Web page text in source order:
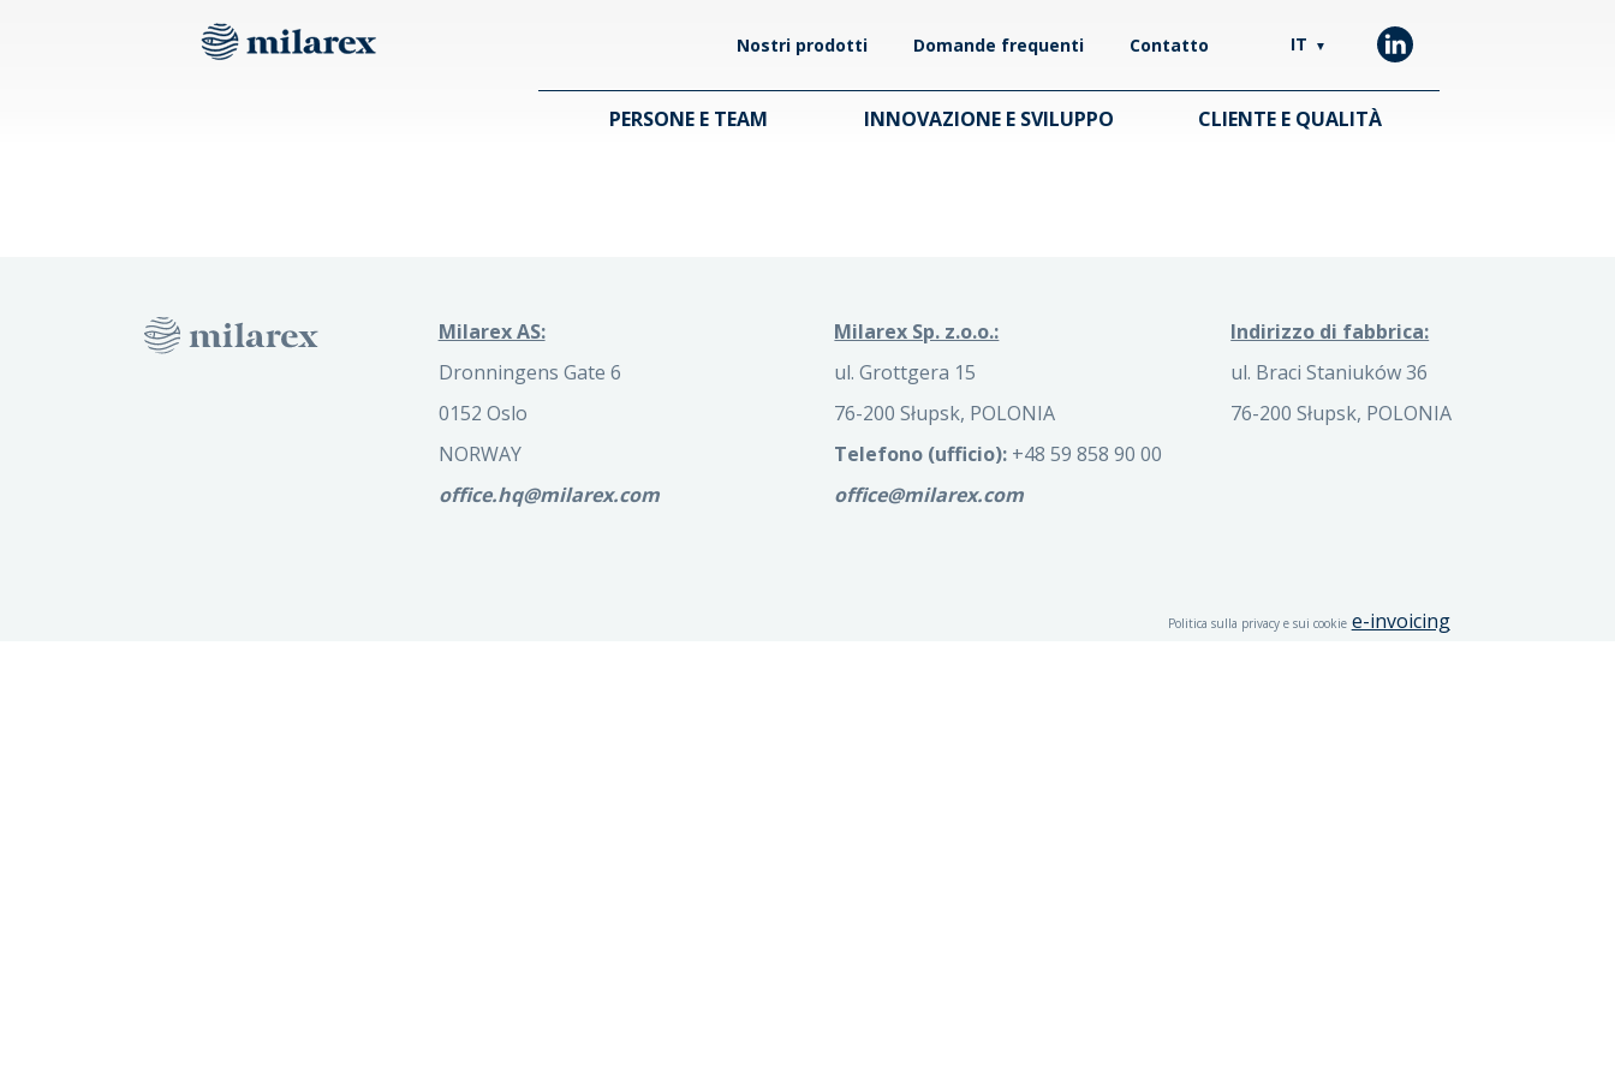
Nostri prodotti Domande frequenti Contatto IT ▼
PERSONE E TEAM INNOVAZIONE E SVILUPPO CLIENTE E QUALITÀ
Milarex AS:
Dronningens Gate 6
0152 Oslo
NORWAY
office.hq@milarex.com
Milarex Sp. z.o.o.:
ul. Grottgera 15
76-200 Słupsk, POLONIA
Telefono (ufficio): +48 59 858 90 00
office@milarex.com
Indirizzo di fabbrica:
ul. Braci Staniuków 36
76-200 Słupsk, POLONIA
Politica sulla privacy e sui cookie e-invoicing